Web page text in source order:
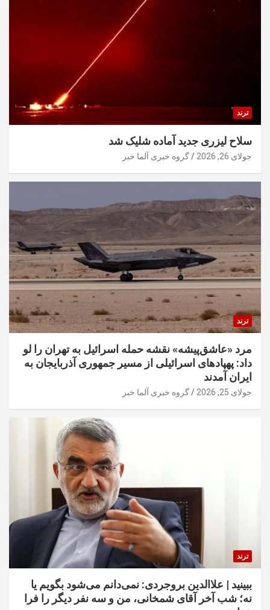
ترند
سلاح لیزری جدید آماده شلیک شد
جولای 26, 2026 گروه خبری آلما خبر
ترند
مرد «عاشق‌پیشه» نقشه حمله اسرائیل به تهران را لو
داد: پهپادهای اسرائیلی از مسیر جمهوری آذربایجان به
ایران آمدند
جولای 25, 2026 گروه خبری آلما خبر
ترند
ببینید | علاالدین بروجردی: نمی‌دانم می‌شود بگویم یا
نه؛ شب آخر آقای شمخانی، من و سه نفر دیگر را فرا